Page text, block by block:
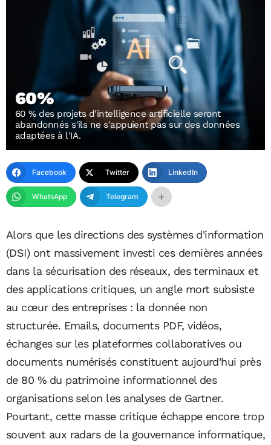
60%
60 % des projets d'intelligence artificielle seront
abandonnés s'ils ne s'appuient pas sur des données
adaptées à l'IA.
Facebook Twitter LinkedIn
WhatsApp Telegram
Alors que les directions des systèmes d'information
(DSI) ont massivement investi ces dernières années
dans la sécurisation des réseaux, des terminaux et
des applications critiques, un angle mort subsiste
au cœur des entreprises : la donnée non
structurée. Emails, documents PDF, vidéos,
échanges sur les plateformes collaboratives ou
documents numérisés constituent aujourd'hui près
de 80 % du patrimoine informationnel des
organisations selon les analyses de Gartner.
Pourtant, cette masse critique échappe encore trop
souvent aux radars de la gouvernance informatique,